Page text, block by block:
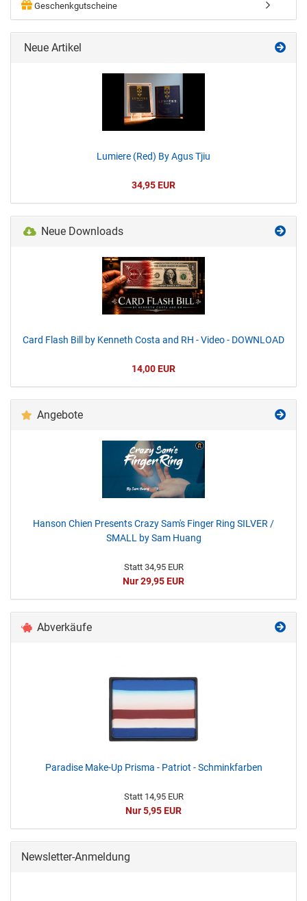
Geschenkgutscheine
Neue Artikel
Lumiere (Red) By Agus Tjiu
34,95 EUR
Neue Downloads
Card Flash Bill by Kenneth Costa and RH - Video - DOWNLOAD
14,00 EUR
Angebote
Hanson Chien Presents Crazy Sam's Finger Ring SILVER /
SMALL by Sam Huang
Statt 34,95 EUR
Nur 29,95 EUR
Abverkäufe
Paradise Make-Up Prisma - Patriot - Schminkfarben
Statt 14,95 EUR
Nur 5,95 EUR
Newsletter-Anmeldung